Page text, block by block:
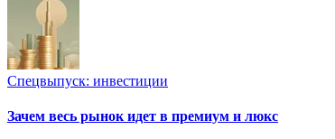
Спецвыпуск: инвестиции
Зачем весь рынок идет в премиум и люкс